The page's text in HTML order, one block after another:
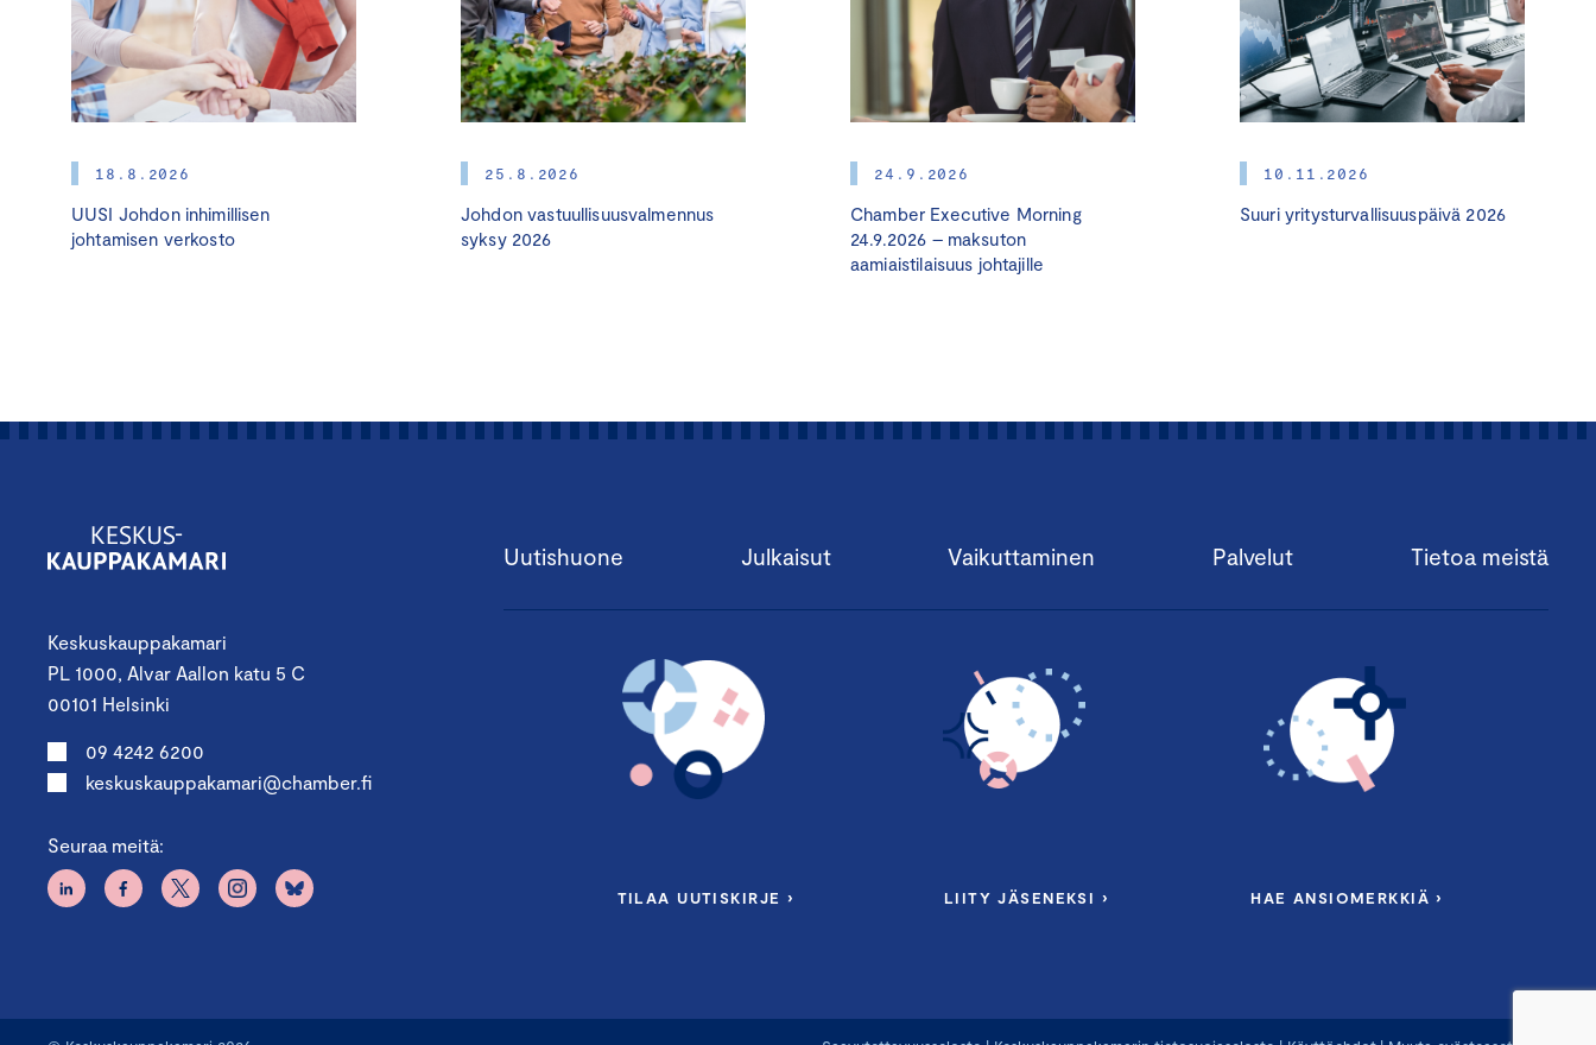
Lahti 24.9.2024 I 29.10.2024
Vastuullisuudella kilpailuetua
– pk-yrityksen vastuullisuusvalmennus
Yritystoiminnan vastuullisuudesta puhutaan nyt paljon ja vaatimukset yrityksille
Pk-yrityksen vastuullisuusvalmennus antaa sinulle tarvittavat tiedot ja käytännön
valmennusta. Olennaisuusarvion tekemällä saat oivan startin oman yrityksen
vastuullisuuden painopisteisiin ja konkreettisia toimintasuosituksia jatkoon.
Valmennus koostuukahdesta jaksosta, joiden välissä toteutetaan
osallistujayrityksissä vastuullisuuden olennaisuuskartoitus ja analysoidaan
18.8.2026
UUSI Johdon inhimillisen
johtamisen verkosto
25.8.2026
Johdon vastuullisuusvalmennus
syksy 2026
24.9.2026
Chamber Executive Morning
24.9.2026 – maksuton
aamiaistilaisuus johtajille
10.11.2026
Suuri yritysturvallisuuspäivä 2026
Keskuskauppakamari
PL 1000, Alvar Aallon katu 5 C
00101 Helsinki
09 4242 6200
keskuskauppakamari@chamber.fi
Seuraa meitä:
Uutishuone Julkaisut Vaikuttaminen Palvelut Tietoa meistä
TILAA UUTISKIRJE › LIITY JÄSENEKSI › HAE ANSIOMERKKIÄ ›